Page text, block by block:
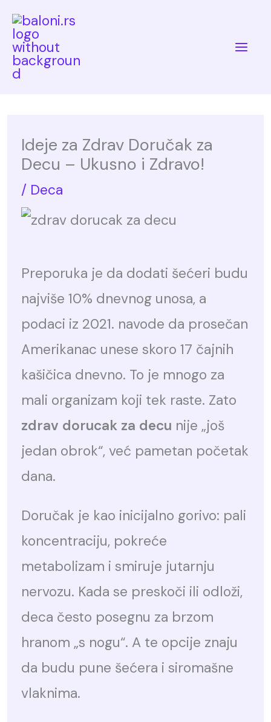
Skip
content
Ideje za Zdrav Doručak za
Decu – Ukusno i Zdravo!
/ Deca
Preporuka je da dodati šećeri budu
najviše 10% dnevnog unosa, a
podaci iz 2021. navode da prosečan
Amerikanac unese skoro 17 čajnih
kašičica dnevno. To je mnogo za
mali organizam koji tek raste. Zato
zdrav dorucak za decu nije „još
jedan obrok“, već pametan početak
dana.
Doručak je kao inicijalno gorivo: pali
koncentraciju, pokreće
metabolizam i smiruje jutarnju
nervozu. Kada se preskoči ili odloži,
deca često posegnu za brzom
hranom „s nogu“. A te opcije znaju
da budu pune šećera i siromašne
vlaknima.